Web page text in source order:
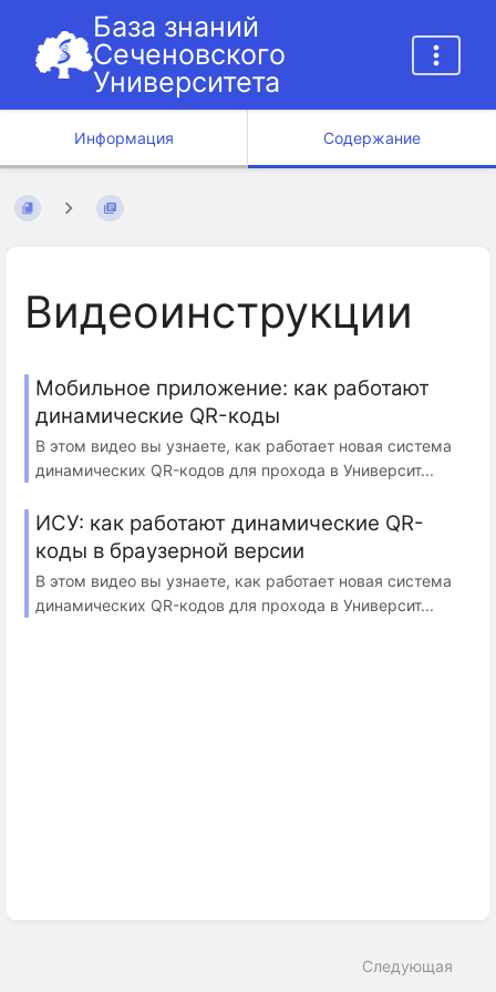
База знаний
Сеченовского
Университета
Информация Содержание
Видеоинструкции
Мобильное приложение: как работают
динамические QR-коды
В этом видео вы узнаете, как работает новая система
динамических QR-кодов для прохода в Университ...
ИСУ: как работают динамические QR-
коды в браузерной версии
В этом видео вы узнаете, как работает новая система
динамических QR-кодов для прохода в Университ...
Следующая